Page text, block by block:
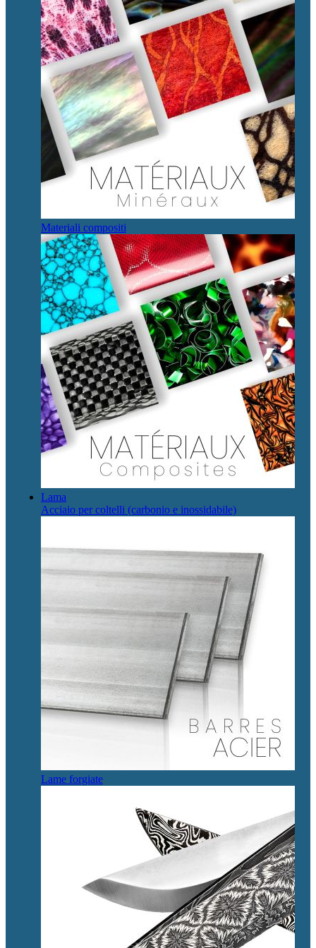
Materiali compositi
Lama
Acciaio per coltelli (carbonio e inossidabile)
Lame forgiate